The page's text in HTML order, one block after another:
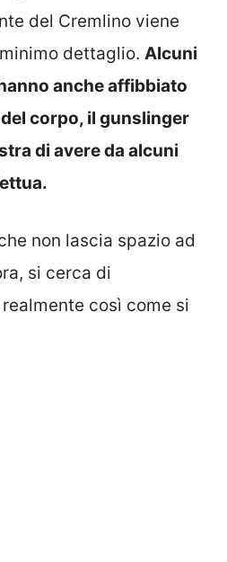
del Cremlino viene
dettaglio. Alcuni
anche affibbiato
corpo, il gunslinger
di avere da alcuni
non lascia spazio ad
si cerca di
così come si